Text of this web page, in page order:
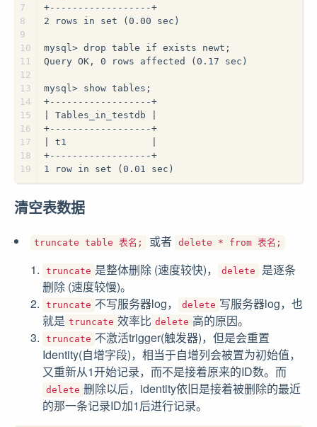
7
8
9
10
11
12
13
14
15
16
17
18
19
+------------------+
2 rows in set (0.00 sec)
mysql> drop table if exists newt;
Query OK, 0 rows affected (0.17 sec)
mysql> show tables;
+------------------+
| Tables_in_testdb |
+------------------+
| t1               |
+------------------+
1 row in set (0.01 sec)
清空表数据
truncate table 表名; 或者 delete * from 表名;
truncate 是整体删除 (速度较快)， delete
是逐条
删除 (速度较慢)。
truncate 不写服务器log， delete 写服务器log，也
就是 truncate 效率比 delete 高的原因。
truncate 不激活trigger(触发器)，但是会重置
Identity(自增字段)，相当于自增列会被置为初始值，
又重新从1开始记录，而不是接着原来的ID数。而
delete 删除以后，identity依旧是接着被删除的最近
的那一条记录ID加1后进行记录。